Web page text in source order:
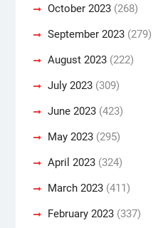
October 2023(268)
September 2023(279)
August 2023(222)
July 2023(309)
June 2023(423)
May 2023(295)
April 2023(324)
March 2023(411)
February 2023(337)